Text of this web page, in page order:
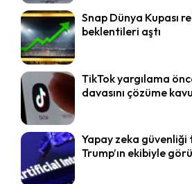
Snap Dünya Kupası
beklentileri aştı
TikTok yargılama
davasını çözüme
Yapay zeka
Trump’ın ekibiyle